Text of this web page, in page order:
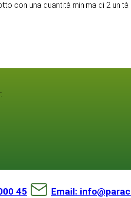
con una quantità minima di 2 unità
45 Email: